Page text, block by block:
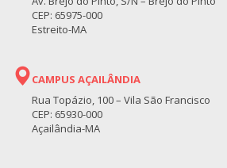
CEP: 65975-000
Estreito-MA
CAMPUS AÇAILÂNDIA
Rua Topázio, 100 – Vila São Francisco
CEP: 65930-000
Açailândia-MA